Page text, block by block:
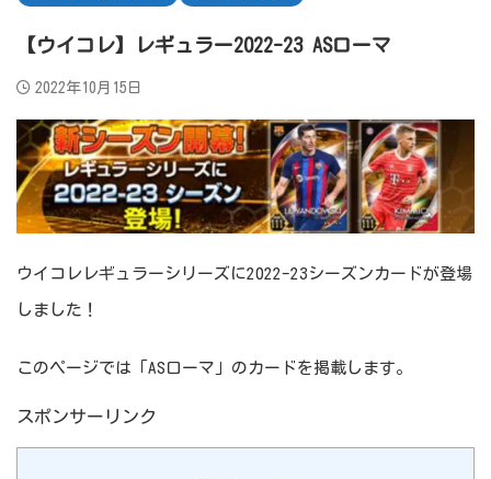
【ウイコレ】レギュラー2022-23 ASローマ
2022年10月15日
ウイコレレギュラーシリーズに2022-23シーズンカードが登場
しました！
このページでは「ASローマ」のカードを掲載します。
スポンサーリンク